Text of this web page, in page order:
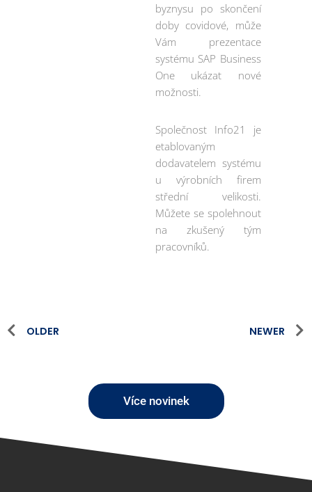
byznysu po skončení
doby covidové, může
Vám prezentace
systému SAP Business
One ukázat nové
možnosti.
Společnost Info21 je
etablovaným
dodavatelem systému
u výrobních firem
střední velikosti.
Můžete se spolehnout
na zkušený tým
pracovníků.
OLDER NEWER
Více novinek